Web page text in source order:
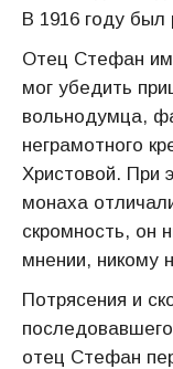
В 1916 году был
Отец Стефан
мог убедить
вольнодумца,
неграмотного
Христовой. При
монаха
скромность, он
мнении, никому
Потрясения и
отец Стефан